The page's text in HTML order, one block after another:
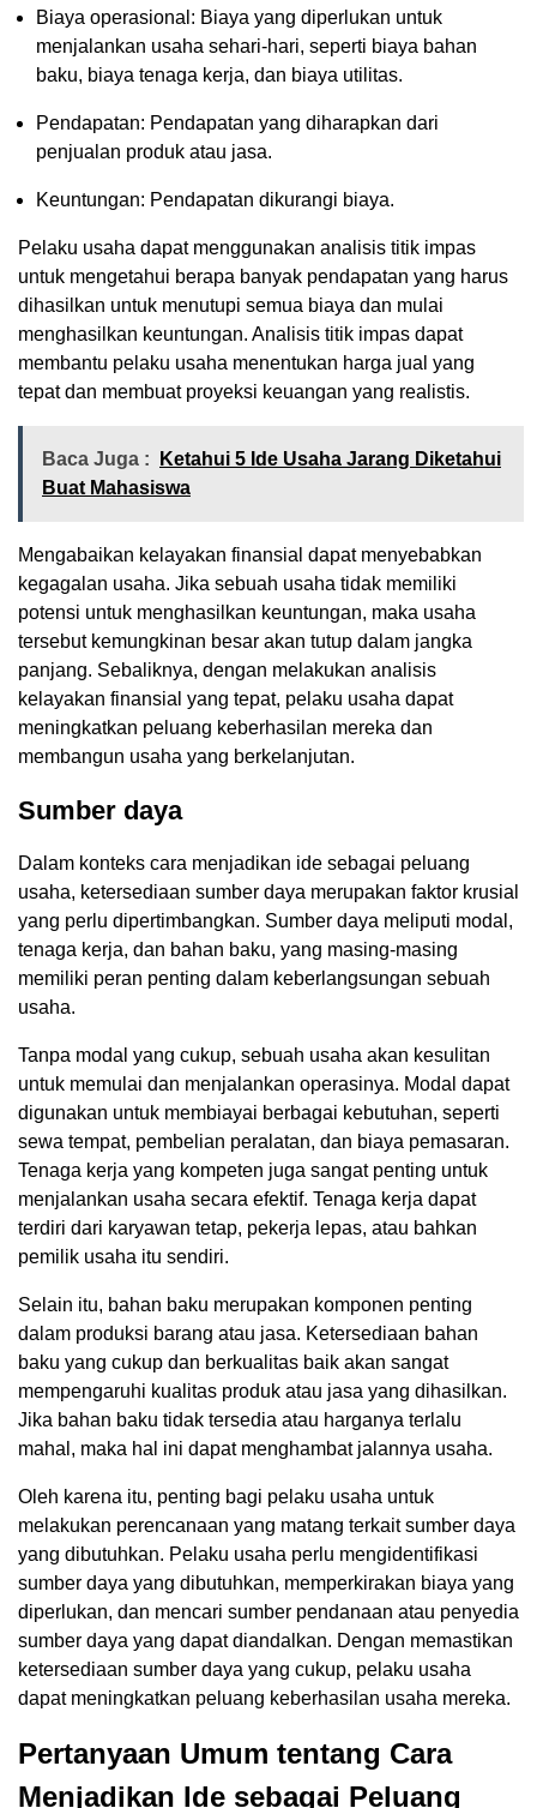
Biaya operasional: Biaya yang diperlukan untuk
menjalankan usaha sehari-hari, seperti biaya bahan
baku, biaya tenaga kerja, dan biaya utilitas.
Pendapatan: Pendapatan yang diharapkan dari
penjualan produk atau jasa.
Keuntungan: Pendapatan dikurangi biaya.
Pelaku usaha dapat menggunakan analisis titik impas
untuk mengetahui berapa banyak pendapatan yang harus
dihasilkan untuk menutupi semua biaya dan mulai
menghasilkan keuntungan. Analisis titik impas dapat
membantu pelaku usaha menentukan harga jual yang
tepat dan membuat proyeksi keuangan yang realistis.
Baca Juga :
Ketahui 5 Ide Usaha Jarang Diketahui
Buat Mahasiswa
Mengabaikan kelayakan finansial dapat menyebabkan
kegagalan usaha. Jika sebuah usaha tidak memiliki
potensi untuk menghasilkan keuntungan, maka usaha
tersebut kemungkinan besar akan tutup dalam jangka
panjang. Sebaliknya, dengan melakukan analisis
kelayakan finansial yang tepat, pelaku usaha dapat
meningkatkan peluang keberhasilan mereka dan
membangun usaha yang berkelanjutan.
Sumber daya
Dalam konteks cara menjadikan ide sebagai peluang
usaha, ketersediaan sumber daya merupakan faktor krusial
yang perlu dipertimbangkan. Sumber daya meliputi modal,
tenaga kerja, dan bahan baku, yang masing-masing
memiliki peran penting dalam keberlangsungan sebuah
usaha.
Tanpa modal yang cukup, sebuah usaha akan kesulitan
untuk memulai dan menjalankan operasinya. Modal dapat
digunakan untuk membiayai berbagai kebutuhan, seperti
sewa tempat, pembelian peralatan, dan biaya pemasaran.
Tenaga kerja yang kompeten juga sangat penting untuk
menjalankan usaha secara efektif. Tenaga kerja dapat
terdiri dari karyawan tetap, pekerja lepas, atau bahkan
pemilik usaha itu sendiri.
Selain itu, bahan baku merupakan komponen penting
dalam produksi barang atau jasa. Ketersediaan bahan
baku yang cukup dan berkualitas baik akan sangat
mempengaruhi kualitas produk atau jasa yang dihasilkan.
Jika bahan baku tidak tersedia atau harganya terlalu
mahal, maka hal ini dapat menghambat jalannya usaha.
Oleh karena itu, penting bagi pelaku usaha untuk
melakukan perencanaan yang matang terkait sumber daya
yang dibutuhkan. Pelaku usaha perlu mengidentifikasi
sumber daya yang dibutuhkan, memperkirakan biaya yang
diperlukan, dan mencari sumber pendanaan atau penyedia
sumber daya yang dapat diandalkan. Dengan memastikan
ketersediaan sumber daya yang cukup, pelaku usaha
dapat meningkatkan peluang keberhasilan usaha mereka.
Pertanyaan Umum tentang Cara
Menjadikan Ide sebagai Peluang